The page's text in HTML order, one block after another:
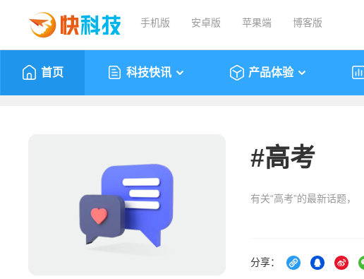
手机版 安卓版 苹果端 博客版
首页 科技快讯 产品体验
#高考
有关“高考”的最新话题，
分享：